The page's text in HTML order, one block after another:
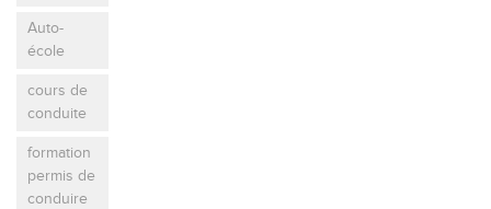
Auto-
école
cours de
conduite
formation
permis de
conduire